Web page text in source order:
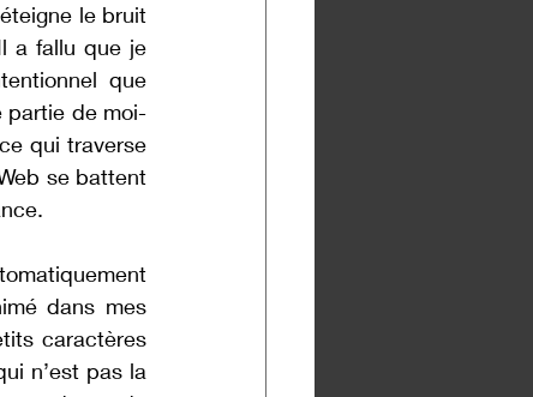
le bruit
a fallu que je
que
partie de moi-
qui traverse
se battent
dans mes
caractères
n’est pas la